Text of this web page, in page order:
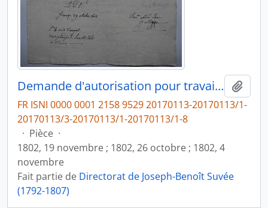
Demande d'autorisation pour travailler à la Villa Medicis, fol. 12
FR ISNI 0000 0001 2158 9529 20170113-20170113/1-
20170113/3-20170113/1-20170113/1-8
· Pièce ·
1802, 19 novembre ; 1802, 26 octobre ; 1802, 4
novembre
Fait partie de Directorat de Joseph-Benoît Suvée
(1792-1807)